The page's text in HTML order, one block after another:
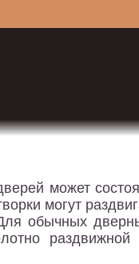
может
могут
обычных